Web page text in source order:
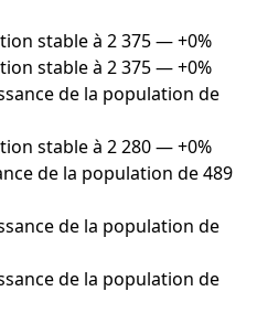
stable à 2 375 — +0%
stable à 2 375 — +0%
de la population de
stable à 2 280 — +0%
de la population de 489
de la population de
de la population de